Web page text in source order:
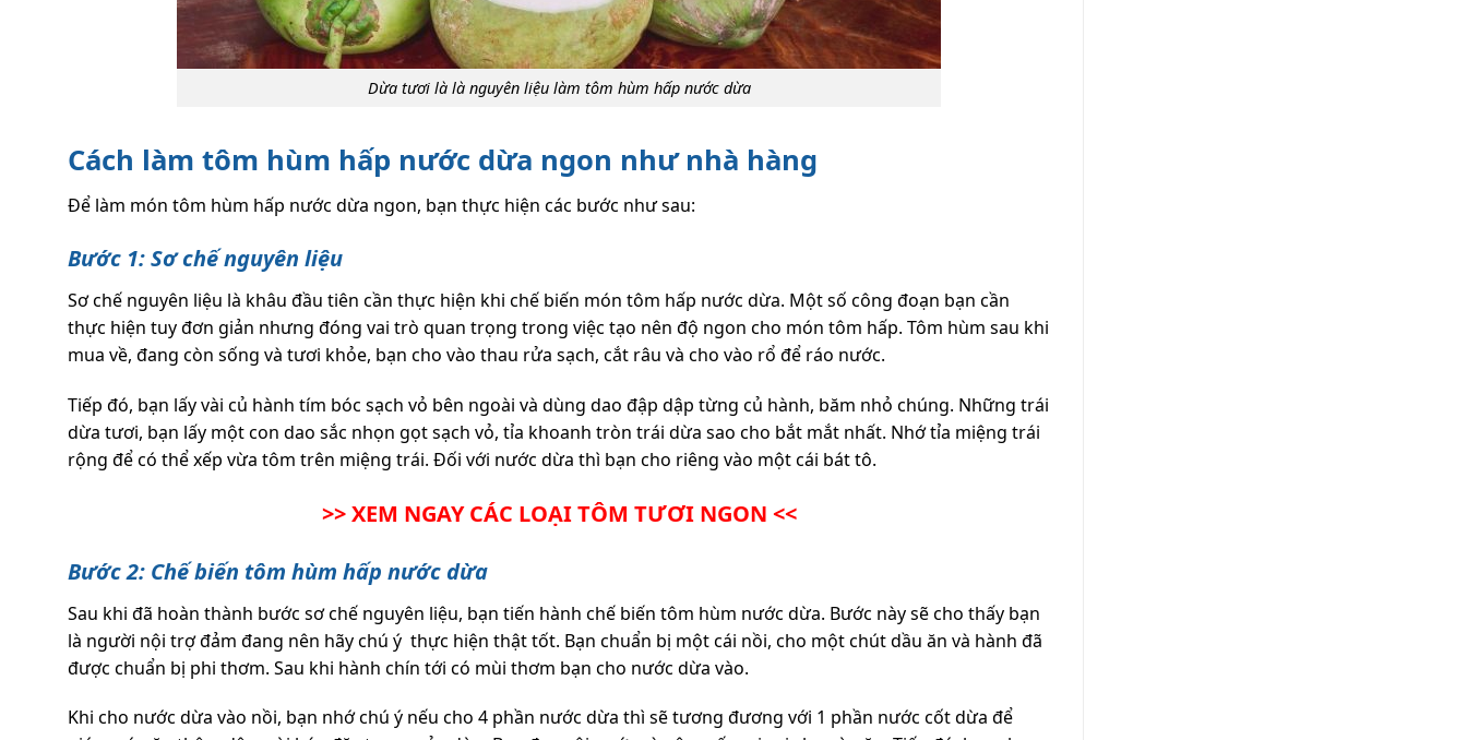
Dừa tươi là là nguyên liệu làm tôm hùm hấp nước dừa
Cách làm tôm hùm hấp nước dừa ngon như nhà hàng
Để làm món tôm hùm hấp nước dừa ngon, bạn thực hiện các bước như sau:
Bước 1: Sơ chế nguyên liệu
Sơ chế nguyên liệu là khâu đầu tiên cần thực hiện khi chế biến món tôm hấp nước dừa. Một số công đoạn bạn cần
thực hiện tuy đơn giản nhưng đóng vai trò quan trọng trong việc tạo nên độ ngon cho món tôm hấp. Tôm hùm sau khi
mua về, đang còn sống và tươi khỏe, bạn cho vào thau rửa sạch, cắt râu và cho vào rổ để ráo nước.
Tiếp đó, bạn lấy vài củ hành tím bóc sạch vỏ bên ngoài và dùng dao đập dập từng củ hành, băm nhỏ chúng. Những trái
dừa tươi, bạn lấy một con dao sắc nhọn gọt sạch vỏ, tỉa khoanh tròn trái dừa sao cho bắt mắt nhất. Nhớ tỉa miệng trái
rộng để có thể xếp vừa tôm trên miệng trái. Đối với nước dừa thì bạn cho riêng vào một cái bát tô.
>> XEM NGAY CÁC LOẠI TÔM TƯƠI NGON <<
Bước 2: Chế biến tôm hùm hấp nước dừa
Sau khi đã hoàn thành bước sơ chế nguyên liệu, bạn tiến hành chế biến tôm hùm nước dừa. Bước này sẽ cho thấy bạn
là người nội trợ đảm đang nên hãy chú ý thực hiện thật tốt. Bạn chuẩn bị một cái nồi, cho một chút dầu ăn và hành đã
được chuẩn bị phi thơm. Sau khi hành chín tới có mùi thơm bạn cho nước dừa vào.
Khi cho nước dừa vào nồi, bạn nhớ chú ý nếu cho 4 phần nước dừa thì sẽ tương đương với 1 phần nước cốt dừa để